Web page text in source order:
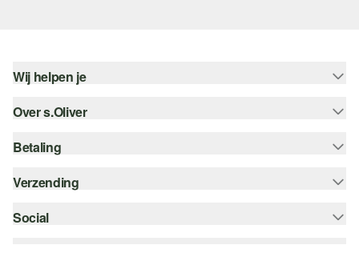
Wij helpen je
Help - FAQ
Maattabel
Top categorieën
Over s.Oliver
Nieuwsbrief
s.Oliver Card
Betaling
Koop op rekening
Creditcard
Verzending
bpost
Social